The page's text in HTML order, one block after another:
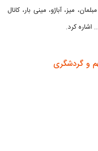
میز، آباژو، مینی بار، کانال
اشاره کرد.
و گردشگری